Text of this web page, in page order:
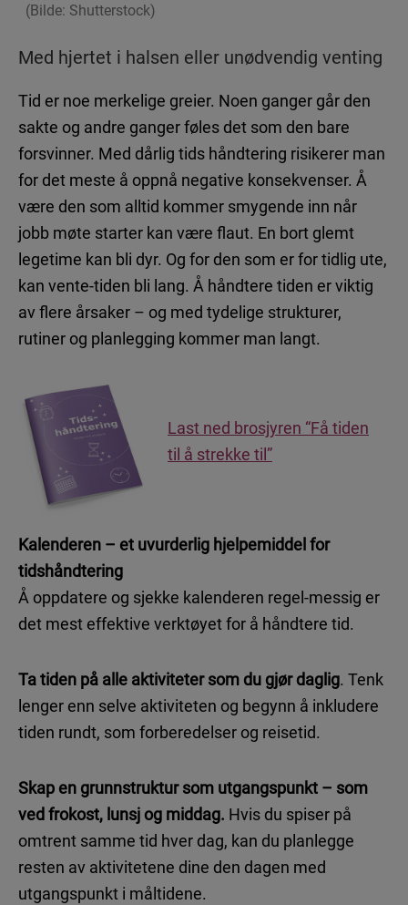
AUTISME
Nyheter
Søvnproblemer som følge av autisme
HJERNEHELSE
Nyheter
Uten hjernehelse – ingen annen helse
Vår mystiske, fantastiske hjerne
Ansvarlig utgiver: Takeda AS
(Bilde: Shutterstock)
Med hjertet i halsen eller unødvendig venting
Tid er noe merkelige greier. Noen ganger går den
sakte og andre ganger føles det som den bare
forsvinner. Med dårlig tids håndtering risikerer man
for det meste å oppnå negative konsekvenser. Å
være den som alltid kommer smygende inn når
jobb møte starter kan være flaut. En bort glemt
legetime kan bli dyr. Og for den som er for tidlig ute,
kan vente-tiden bli lang. Å håndtere tiden er viktig
av flere årsaker – og med tydelige strukturer,
rutiner og planlegging kommer man langt.
Last ned brosjyren “Få tiden
til å strekke til”
Kalenderen – et uvurderlig hjelpemiddel for
tidshåndtering
Å oppdatere og sjekke kalenderen regel-messig er
det mest effektive verktøyet for å håndtere tid.
Ta tiden på alle aktiviteter som du gjør daglig. Tenk
lenger enn selve aktiviteten og begynn å inkludere
tiden rundt, som forberedelser og reisetid.
Skap en grunnstruktur som utgangspunkt – som
ved frokost, lunsj og middag. Hvis du spiser på
omtrent samme tid hver dag, kan du planlegge
resten av aktivitetene dine den dagen med
utgangspunkt i måltidene.